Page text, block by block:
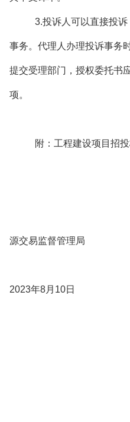
3.投诉人可以直接投
事务。代理人办理投诉事务
提交受理部门，授权委托书
项。
附：工程建设项目招
源交易监督管理局
2023年8月10日